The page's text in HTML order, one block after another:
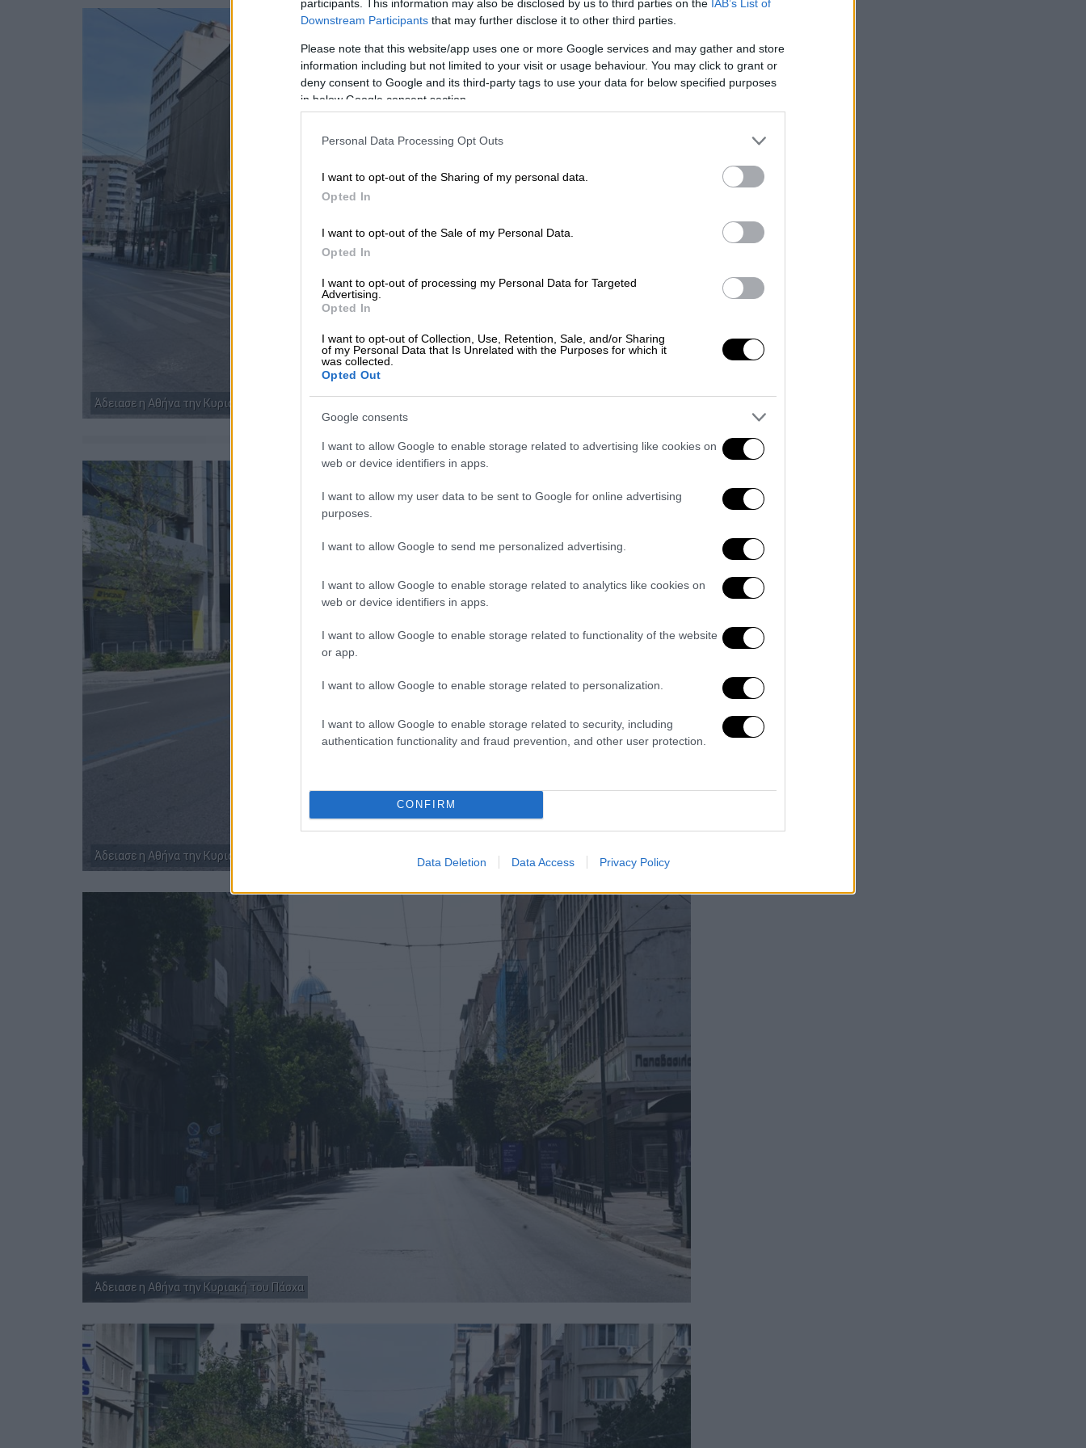
participants. This information may also be disclosed by us to third parties on the IAB’s List of
Downstream Participants that may further disclose it to other third parties.
Please note that this website/app uses one or more Google services and may gather and store
information including but not limited to your visit or usage behaviour. You may click to grant or
deny consent to Google and its third-party tags to use your data for below specified purposes
in below Google consent section.
Personal Data Processing Opt Outs
I want to opt-out of the Sharing of my personal data.
Opted In
I want to opt-out of the Sale of my Personal Data.
Opted In
I want to opt-out of processing my Personal Data for Targeted
Advertising.
Opted In
I want to opt-out of Collection, Use, Retention, Sale, and/or Sharing
of my Personal Data that Is Unrelated with the Purposes for which it
was collected.
Opted Out
Google consents
I want to allow Google to enable storage related to advertising like cookies on
web or device identifiers in apps.
I want to allow my user data to be sent to Google for online advertising
purposes.
I want to allow Google to send me personalized advertising.
I want to allow Google to enable storage related to analytics like cookies on
web or device identifiers in apps.
I want to allow Google to enable storage related to functionality of the website
or app.
I want to allow Google to enable storage related to personalization.
I want to allow Google to enable storage related to security, including
authentication functionality and fraud prevention, and other user protection.
CONFIRM
Data Deletion Data Access Privacy Policy
Άδειασε η Αθήνα την Κυριακή του Πάσχα
Άδειασε η Αθήνα την Κυριακή του Πάσχα
Άδειασε η Αθήνα την Κυριακή του Πάσχα